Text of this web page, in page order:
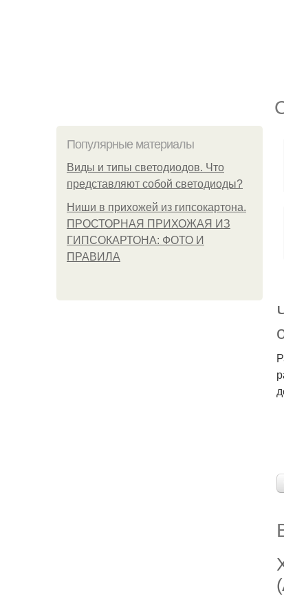
Популярные материалы
Виды и типы светодиодов. Что
представляют собой светодиоды?
Ниши в прихожей из гипсокартона.
ПРОСТОРНАЯ ПРИХОЖАЯ ИЗ
ГИПСОКАРТОНА: ФОТО И
ПРАВИЛА